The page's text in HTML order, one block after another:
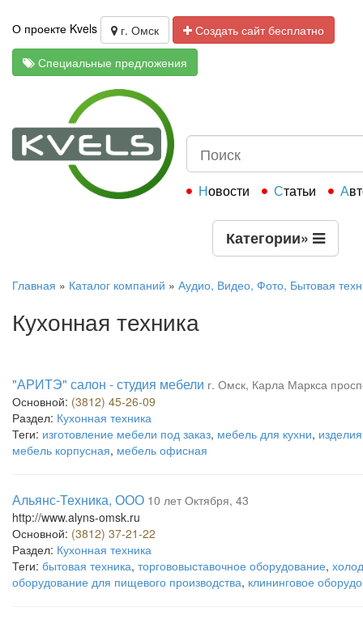
О проекте Kvels г. Омск
Создать сайт бесплатно
Специальные предложения
Новости Статьи
Категории»
Главная » Каталог компаний » Аудио, Видео, Фото, Бытовая
Кухонная техника
"АРИТЭ" салон - студия мебели г. Омск, Карла Маркса
Основной: (3812) 45-26-09
Раздел: Кухонная техника
Теги: изготовление мебели под заказ, мебель для кухни,
мебель корпусная, мебель офисная
Альянс-Техника, ООО 10 лет Октября, 43
http://www.alyns-omsk.ru
Основной: (3812) 37-21-22
Раздел: Кухонная техника
Теги: бытовая техника, торгововыставочное оборудование,
оборудование для пищевого производства, клининговое